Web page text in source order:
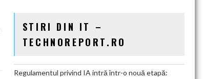
STIRI DIN IT –
TECHNOREPORT.RO
Regulamentul privind IA intră într-o nouă etapă: